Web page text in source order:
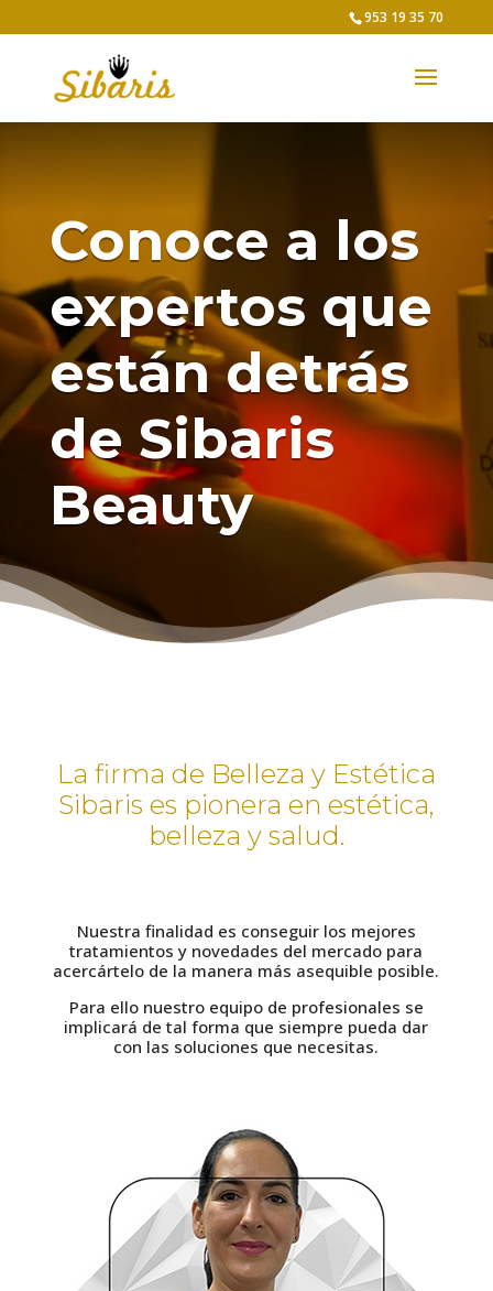
953 19 35 70
Conoce a los
expertos que
están detrás
de Sibaris
Beauty
La firma de Belleza y Estética
Sibaris es pionera en estética,
belleza y salud.
Nuestra finalidad es conseguir los mejores
tratamientos y novedades del mercado para
acercártelo de la manera más asequible posible.
Para ello nuestro equipo de profesionales se
implicará de tal forma que siempre pueda dar
con las soluciones que necesitas.